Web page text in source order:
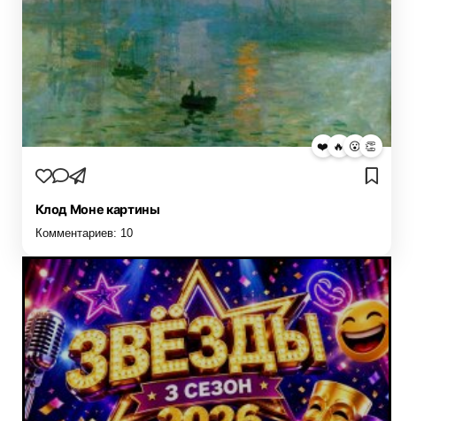
❤️ 🔥 😮 👏
Клод Моне картины
Комментариев: 10